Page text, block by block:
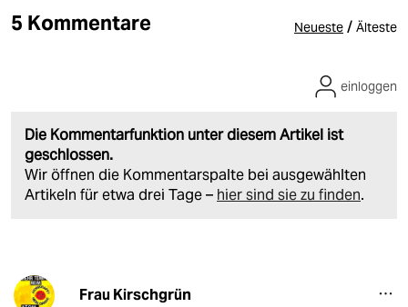
5 Kommentare Neueste / Älteste
Die Kommentarfunktion unter diesem Artikel ist
geschlossen.
Wir öffnen die Kommentarspalte bei ausgewählten
Artikeln für etwa drei Tage – hier sind sie zu finden.
einloggen
Frau Kirschgrün